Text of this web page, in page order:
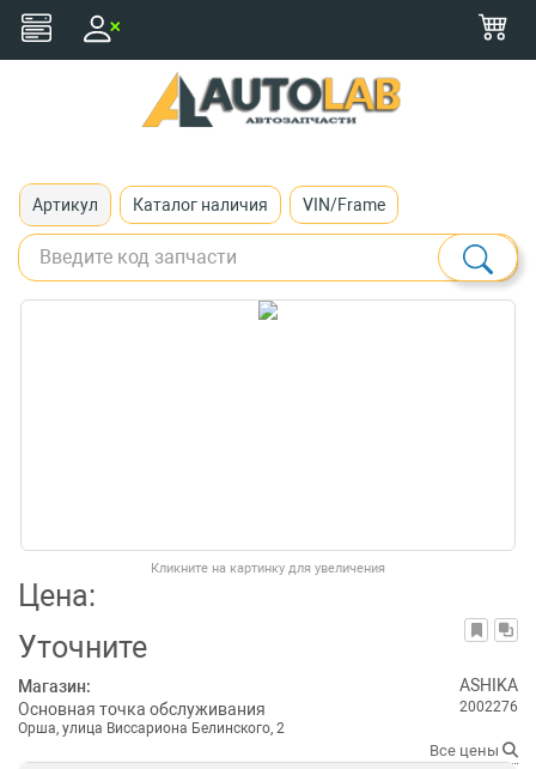
Артикул Каталог наличия VIN/Frame
Кликните на картинку для увеличения
Цена:
Уточните
Магазин:
Основная точка обслуживания
Орша, улица Виссариона Белинского, 2
ASHIKA
2002276
Все цены